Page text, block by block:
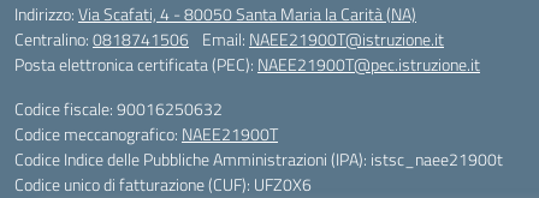
Indirizzo:Via Scafati, 4 - 80050 Santa Maria la Carità (NA)
Centralino:0818741506 Email: NAEE21900T@istruzione.it
Posta elettronica certificata (PEC): NAEE21900T@pec.istruzione.it
Codice fiscale: 90016250632
Codice meccanografico: NAEE21900T
Codice Indice delle Pubbliche Amministrazioni (IPA): istsc_naee21900t
Codice unico di fatturazione (CUF): UFZ0X6